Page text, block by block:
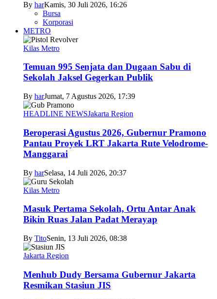
By harKamis, 30 Juli 2026, 16:26
Bursa
Korporasi
METRO
Kilas Metro
Temuan 995 Senjata dan Dugaan Sabu di
Sekolah Jaksel Gegerkan Publik
By harJumat, 7 Agustus 2026, 17:39
HEADLINE NEWSJakarta Region
Beroperasi Agustus 2026, Gubernur Pramono
Pantau Proyek LRT Jakarta Rute Velodrome-
Manggarai
By harSelasa, 14 Juli 2026, 20:37
Kilas Metro
Masuk Pertama Sekolah, Ortu Antar Anak
Bikin Ruas Jalan Padat Merayap
By TitoSenin, 13 Juli 2026, 08:38
Jakarta Region
Menhub Dudy Bersama Gubernur Jakarta
Resmikan Stasiun JIS